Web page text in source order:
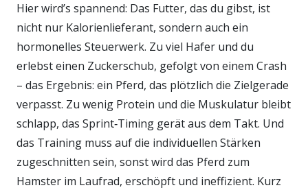
Hier wird’s spannend: Das Futter, das du gibst, ist
nicht nur Kalorienlieferant, sondern auch ein
hormonelles Steuerwerk. Zu viel Hafer und du
erlebst einen Zuckerschub, gefolgt von einem Crash
– das Ergebnis: ein Pferd, das plötzlich die Zielgerade
verpasst. Zu wenig Protein und die Muskulatur bleibt
schlapp, das Sprint‑Timing gerät aus dem Takt. Und
das Training muss auf die individuellen Stärken
zugeschnitten sein, sonst wird das Pferd zum
Hamster im Laufrad, erschöpft und ineffizient. Kurz